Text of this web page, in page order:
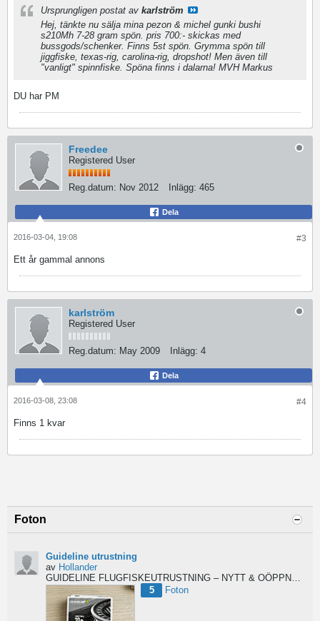
Ursprungligen postat av karlström
Hej, tänkte nu sälja mina pezon & michel gunki bushi
s210Mh 7-28 gram spön. pris 700:- skickas med
bussgods/schenker. Finns 5st spön. Grymma spön till
jiggfiske, texas-rig, carolina-rig, dropshot! Men även till
"vanligt" spinnfiske. Spöna finns i dalarna! MVH Markus
DU har PM
Freedee
Registered User
Reg.datum: Nov 2012 Inlägg: 465
Dela
#3
2016-03-04, 19:08
Ett år gammal annons
karlström
Registered User
Reg.datum: May 2009 Inlägg: 4
Dela
#4
2016-03-08, 23:08
Finns 1 kvar
Foton
Guideline utrustning
av Hollander
GUIDELINE FLUGFISKEUTRUSTNING – NYTT & OÖPPNAT
5
Foton